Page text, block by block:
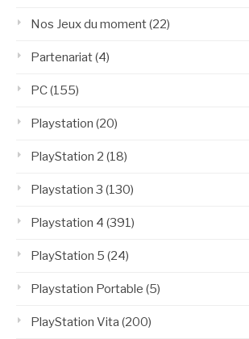
Nos Jeux du moment(22)
Partenariat(4)
PC(155)
Playstation (20)
PlayStation 2 (18)
Playstation 3 (130)
Playstation 4 (391)
PlayStation 5 (24)
Playstation Portable (5)
PlayStation Vita (200)